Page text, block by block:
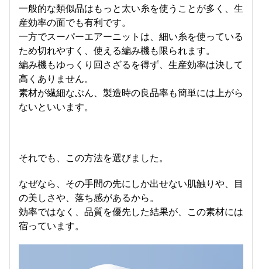
一般的な類似品はもっと太い糸を使うことが多く、生
産効率の面でも有利です。
一方でスーパーエアーニットは、細い糸を使っている
ため切れやすく、使える編み機も限られます。
編み機もゆっくり回さざるを得ず、生産効率は決して
高くありません。
素材が繊細なぶん、製造時の良品率も簡単には上がら
ないといいます。
それでも、この方法を選びました。
なぜなら、その手間の先にしか出せない肌触りや、目
の美しさや、落ち感があるから。
効率ではなく、品質を優先した結果が、この素材には
宿っています。